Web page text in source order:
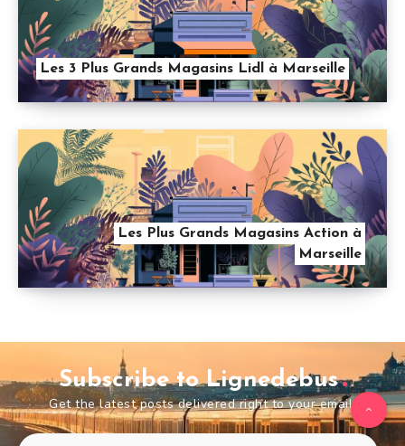
Les 3 Plus Grands Magasins Lidl à Marseille
Les Plus Grands Magasins Action à
Marseille
Subscribe to Lignedebus
Get the latest posts delivered right to your email.